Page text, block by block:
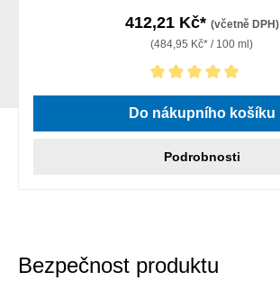
412,21 Kč* (včetně DPH)
(484,95 Kč* / 100 ml)
Průměrné hodnocení 5 z 5 hvězd
Do nákupního košíku
Podrobnosti
Bezpečnost produktu